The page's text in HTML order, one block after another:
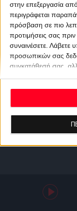
στην επεξεργασία
περιγράφεται
πρόσβαση σε πιο
προτιμήσεις σας
συναινέσετε. Λάβετε
προσωπικών σας
συγκατάθεσή σας,
ανακαλέσετε τη
επιστρέφοντας σε
κουμπί "Απορρήτου"